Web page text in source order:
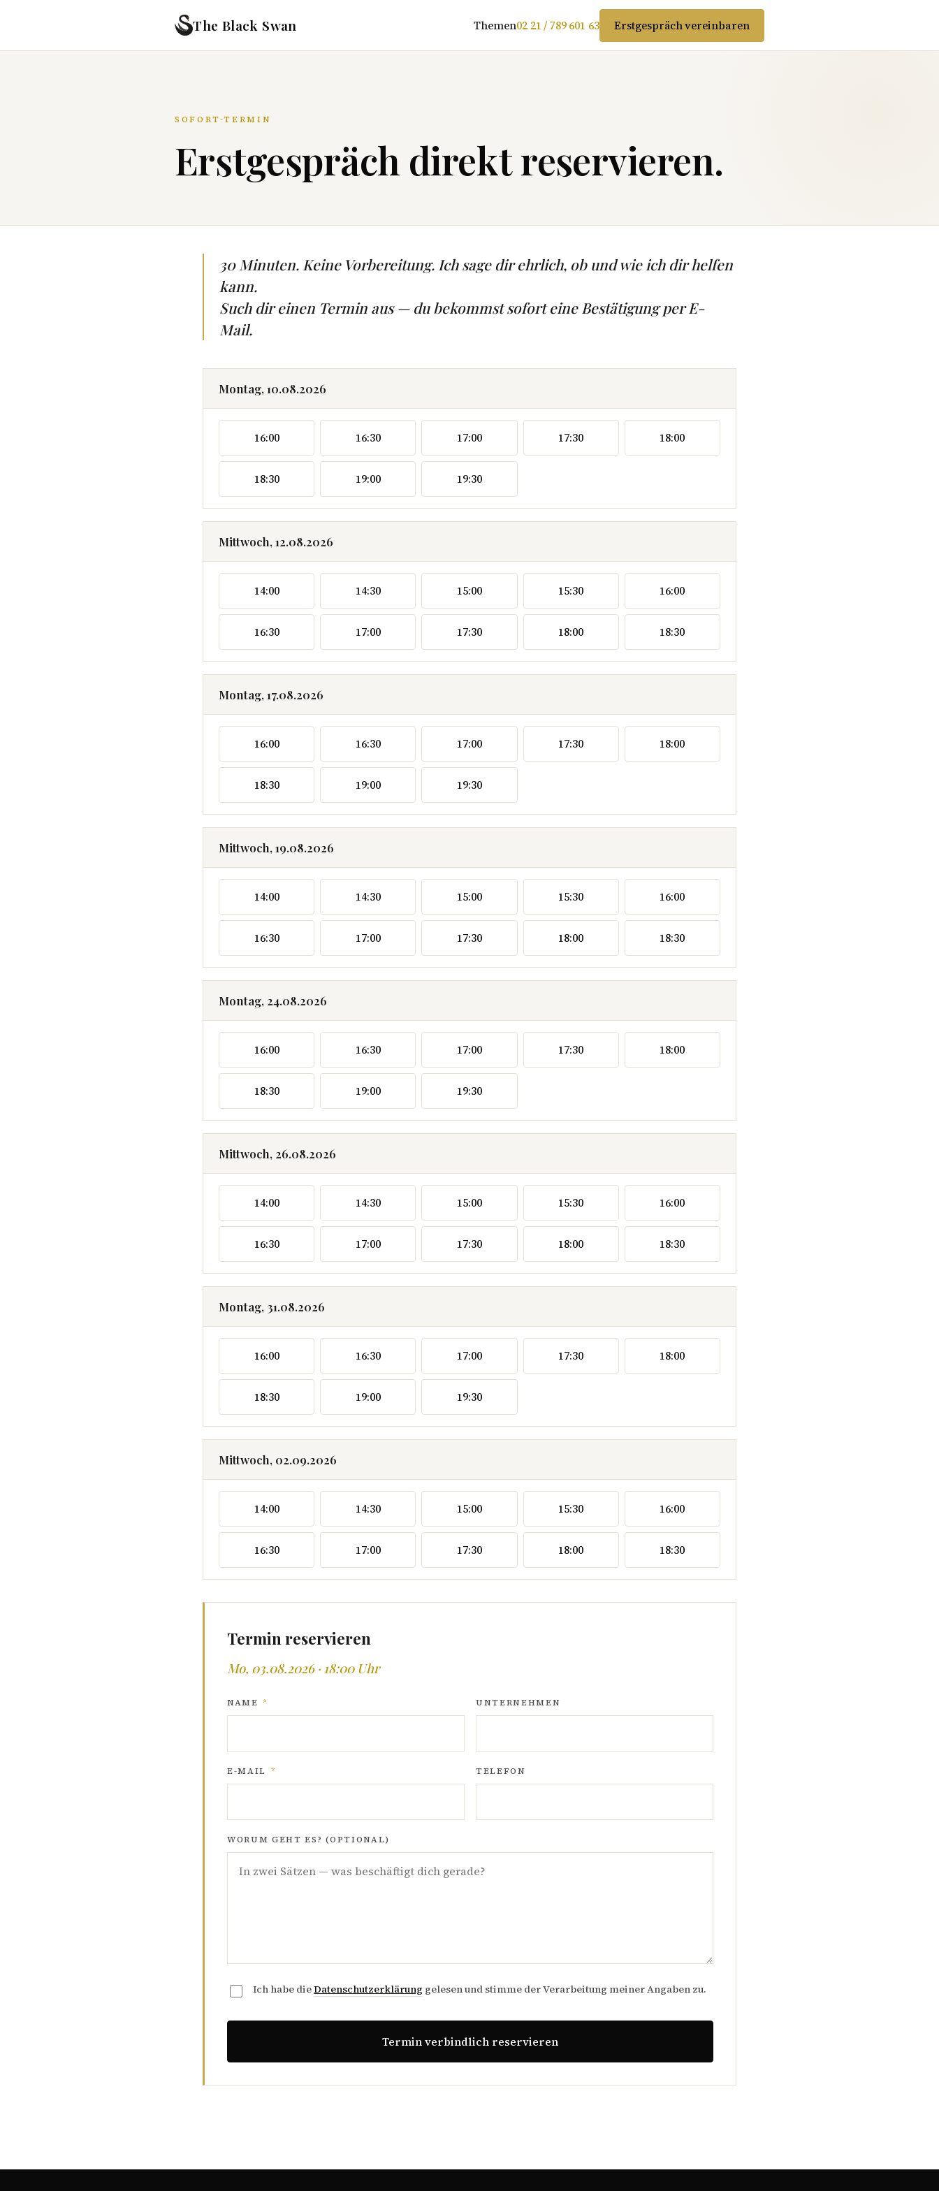
The Black Swan Themen02 21 / 789 601 63 Erstgespräch vereinbaren
SOFORT-TERMIN
Erstgespräch direkt reservieren.
30 Minuten. Keine Vorbereitung. Ich sage dir ehrlich, ob und wie ich dir helfen
kann.
Such dir einen Termin aus — du bekommst sofort eine Bestätigung per E-
Mail.
Montag, 10.08.2026
16:00 16:30 17:00 17:30 18:00
18:30 19:00 19:30
Mittwoch, 12.08.2026
14:00 14:30 15:00 15:30 16:00
16:30 17:00 17:30 18:00 18:30
Montag, 17.08.2026
16:00 16:30 17:00 17:30 18:00
18:30 19:00 19:30
Mittwoch, 19.08.2026
14:00 14:30 15:00 15:30 16:00
16:30 17:00 17:30 18:00 18:30
Montag, 24.08.2026
16:00 16:30 17:00 17:30 18:00
18:30 19:00 19:30
Mittwoch, 26.08.2026
14:00 14:30 15:00 15:30 16:00
16:30 17:00 17:30 18:00 18:30
Montag, 31.08.2026
16:00 16:30 17:00 17:30 18:00
18:30 19:00 19:30
Mittwoch, 02.09.2026
14:00 14:30 15:00 15:30 16:00
16:30 17:00 17:30 18:00 18:30
Termin reservieren
Mo, 03.08.2026 · 18:00 Uhr
NAME * UNTERNEHMEN
E-MAIL * TELEFON
WORUM GEHT ES? (OPTIONAL)
Ich habe dieDatenschutzerklärung gelesen und stimme der Verarbeitung meiner Angaben zu.
Termin verbindlich reservieren